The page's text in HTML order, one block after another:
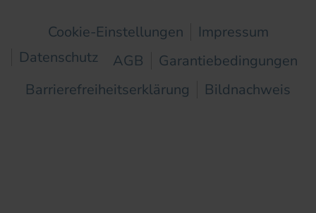
Cookie-Einstellungen
Impressum
Datenschutz
AGB
Garantiebedingungen
Barrierefreiheitserklärung
Bildnachweis